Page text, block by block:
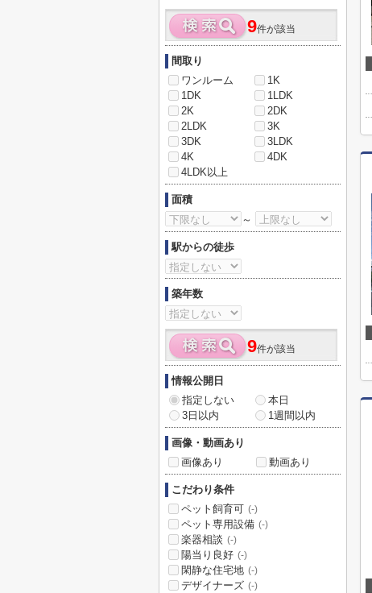
9件が該当
間取り
ワンルーム
1K
1DK
1LDK
2K
2DK
2LDK
3K
3DK
3LDK
4K
4DK
4LDK以上
面積
～
駅からの徒歩
築年数
9件が該当
情報公開日
指定しない
本日
3日以内
1週間以内
画像・動画あり
画像あり
動画あり
こだわり条件
ペット飼育可 (-)
ペット専用設備 (-)
楽器相談 (-)
陽当り良好 (-)
閑静な住宅地 (-)
デザイナーズ (-)